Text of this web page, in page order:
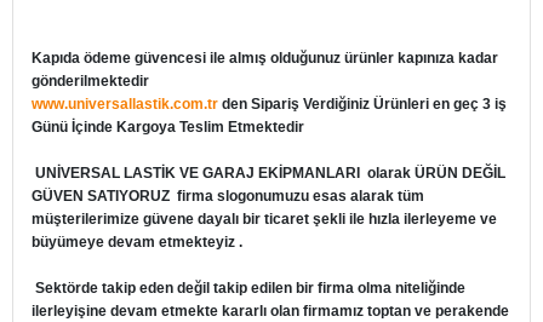
Kapıda ödeme güvencesi ile almış olduğunuz ürünler kapınıza kadar
gönderilmektedir
www.universallastik.com.tr den Sipariş Verdiğiniz Ürünleri en geç 3 iş
Günü İçinde Kargoya Teslim Etmektedir
UNİVERSAL LASTİK VE GARAJ EKİPMANLARI
olarak ÜRÜN DEĞİL
GÜVEN SATIYORUZ firma slogonumuzu esas alarak tüm
müşterilerimize güvene dayalı bir ticaret şekli ile hızla ilerleyeme ve
büyümeye devam etmekteyiz .
Sektörde takip eden değil takip edilen bir firma olma niteliğinde
ilerleyişine devam etmekte kararlı olan firmamız toptan ve perakende